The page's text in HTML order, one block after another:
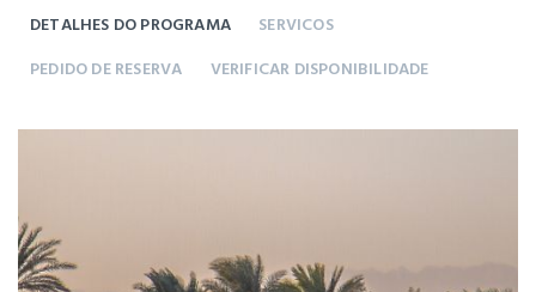
DETALHES DO PROGRAMA
SERVICOS
PEDIDO DE RESERVA
VERIFICAR DISPONIBILIDADE